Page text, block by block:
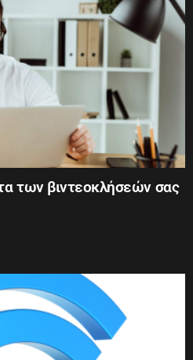
των βιντεοκλήσεών σας